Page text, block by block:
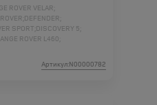
ROVER VELAR;
DEFENDER;
SPORT; DISCOVERY 5;
ROVER L460;
Артикул:N00000782